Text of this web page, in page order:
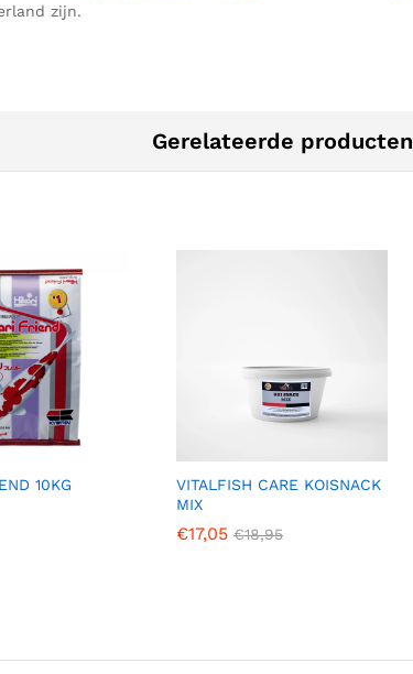
zijn.
Gerelateerde producten
10KG
VITALFISH CARE KOISNACK
MIX
€17,05 €18,95